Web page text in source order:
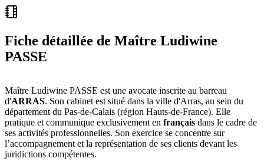
Fiche détaillée de Maître Ludiwine
PASSE
Maître Ludiwine PASSE est une avocate inscrite au barreau
d'ARRAS. Son cabinet est situé dans la ville d'Arras, au sein du
département du Pas-de-Calais (région Hauts-de-France). Elle
pratique et communique exclusivement en français dans le cadre de
ses activités professionnelles. Son exercice se concentre sur
l’accompagnement et la représentation de ses clients devant les
juridictions compétentes.